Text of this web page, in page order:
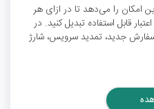
امکان را می‌دهد تا در ازای هر
قابل استفاده تبدیل کنید. در
جدید، تمدید سرویس، شارژ